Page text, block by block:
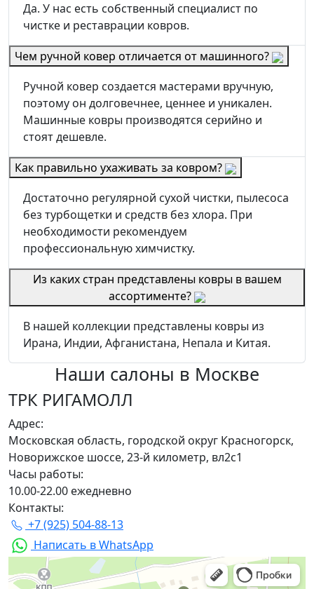
Да. У нас есть собственный специалист по
чистке и реставрации ковров.
Чем ручной ковер отличается от машинного?
Ручной ковер создается мастерами вручную,
поэтому он долговечнее, ценнее и уникален.
Машинные ковры производятся серийно и
стоят дешевле.
Как правильно ухаживать за ковром?
Достаточно регулярной сухой чистки, пылесоса
без турбощетки и средств без хлора. При
необходимости рекомендуем
профессиональную химчистку.
Из каких стран представлены ковры в вашем
ассортименте?
В нашей коллекции представлены ковры из
Ирана, Индии, Афганистана, Непала и Китая.
Наши салоны в Москве
ТРК РИГАМОЛЛ
Адрес:
Московская область, городской округ Красногорск,
Новорижское шоссе, 23-й километр, вл2с1
Часы работы:
10.00-22.00 ежедневно
Контакты:
+7 (925) 504-88-13
Написать в WhatsApp